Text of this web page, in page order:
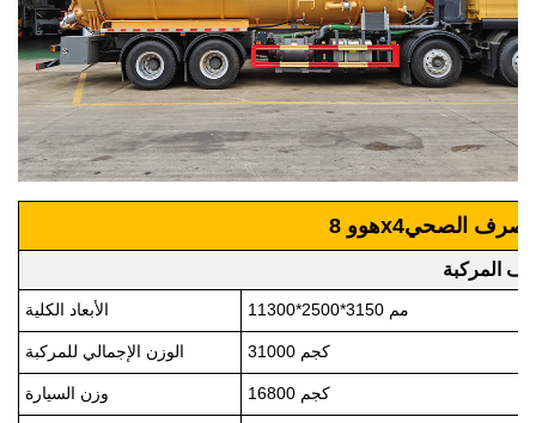
هوو 8x4الصحي
المركبة
الأبعاد الكلية 11300*2500*31 50 مم
الوزن الإجمالي للمركبة 31 000 كجم
وزن السيارة 168 00 كجم